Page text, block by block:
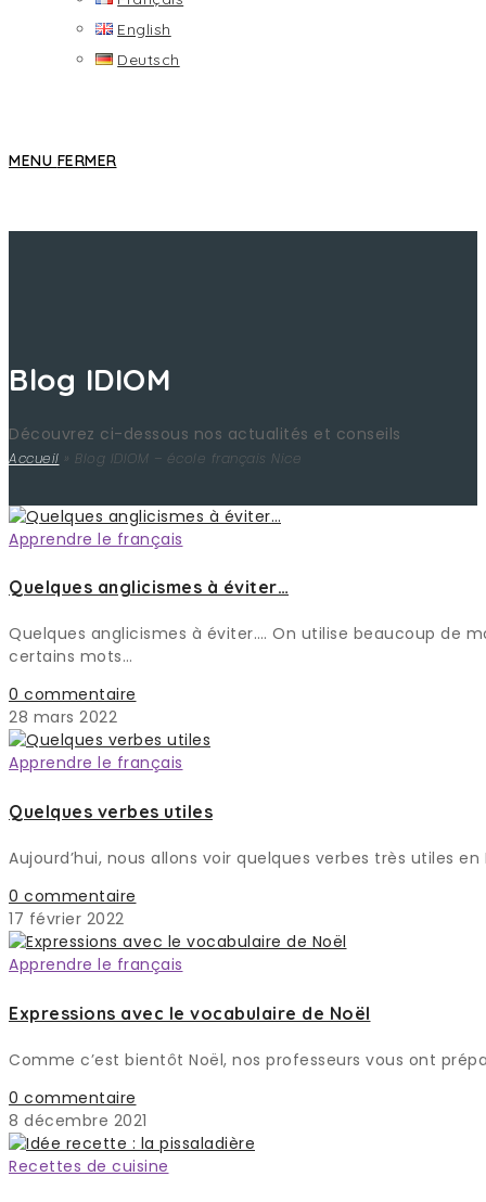
English
Deutsch
MENU FERMER
Blog IDIOM
Découvrez ci-dessous nos actualités et conseils
Accueil » Blog IDIOM – école français Nice
Apprendre le français
Quelques anglicismes à éviter…
Quelques anglicismes à éviter…. On utilise beaucoup de
certains mots…
0 commentaire
28 mars 2022
Apprendre le français
Quelques verbes utiles
Aujourd’hui, nous allons voir quelques verbes très utiles
0 commentaire
17 février 2022
Apprendre le français
Expressions avec le vocabulaire de Noël
Comme c’est bientôt Noël, nos professeurs vous ont
0 commentaire
8 décembre 2021
Recettes de cuisine